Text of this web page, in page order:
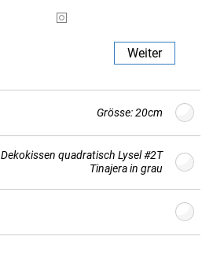
Weiter
Grösse: 20cm
(min. 20cm - max.
Dekokissen quadratisch Lysel #2T
Tinajera in grau